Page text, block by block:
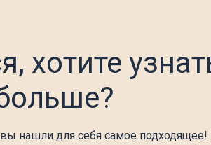
хотите
нашли для себя самое подходящее!